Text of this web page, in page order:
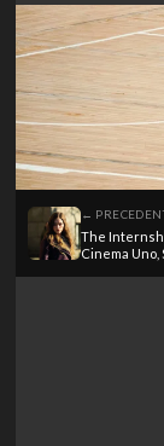
←
The
Cinema Uno,